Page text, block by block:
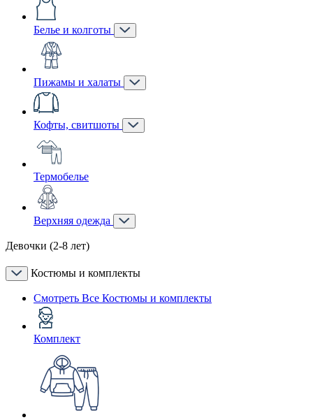
Белье и колготы
Пижамы и халаты
Кофты, свитшоты
Термобелье
Верхняя одежда
Девочки (2-8 лет)
Костюмы и комплекты
Смотреть Все Костюмы и комплекты
Комплект